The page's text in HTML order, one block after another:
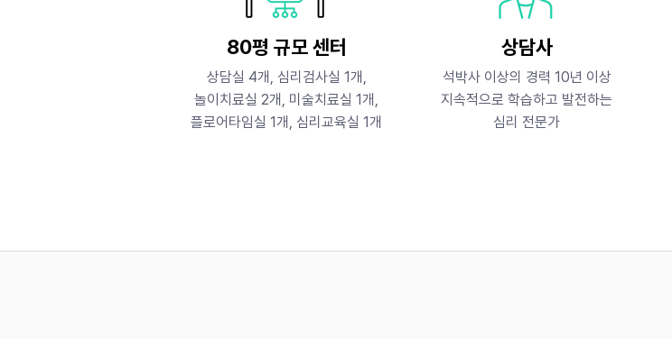
80평 규모 센터 상담사
상담실 4개, 심리검사실 1개,
놀이치료실 2개, 미술치료실 1개,
플로어타임실 1개, ​심리교육실 1개
석박사 이상의 경력 10년 이상
지속적으로 학습하고 발전하는
​심리 전문가